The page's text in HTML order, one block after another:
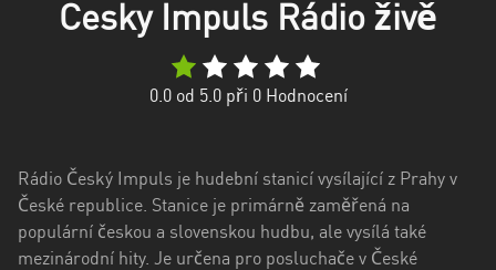
Jihomoravský
Vysočina
Královéhradecký
kraj
Cesky Impuls Rádio živě
0.0od 5.0 při 0Hodnocení
Rádio Český Impuls je hudební stanicí vysílající z Prahy v
České republice. Stanice je primárně zaměřená na
populární českou a slovenskou hudbu, ale vysílá také
mezinárodní hity. Je určena pro posluchače v České